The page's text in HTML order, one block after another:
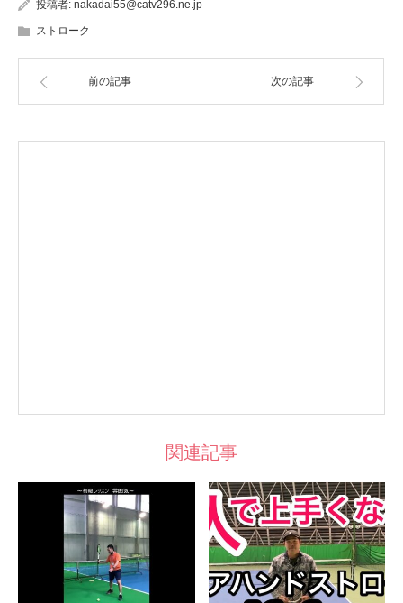
投稿者: nakadai55@catv296.ne.jp
ストローク
前の記事 次の記事
関連記事